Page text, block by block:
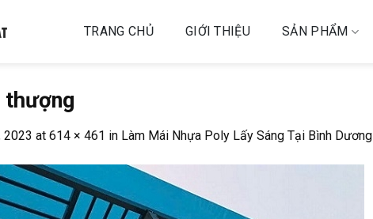
TRANG CHỦ GIỚI THIỆU SẢN PHẨM
thượng
2023 at 614 × 461 in Làm Mái Nhựa Poly Lấy Sáng Tại Bình Dương